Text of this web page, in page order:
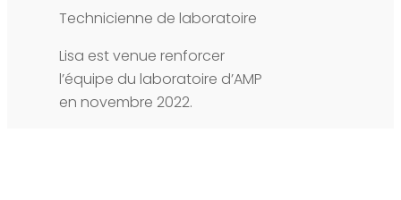
Technicienne de laboratoire
Lisa est venue renforcer
l’équipe du laboratoire d’AMP
en novembre 2022.